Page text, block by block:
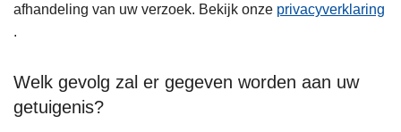
afhandeling van uw verzoek. Bekijk onze privacyverklaring
.
Welk gevolg zal er gegeven worden aan uw
getuigenis?